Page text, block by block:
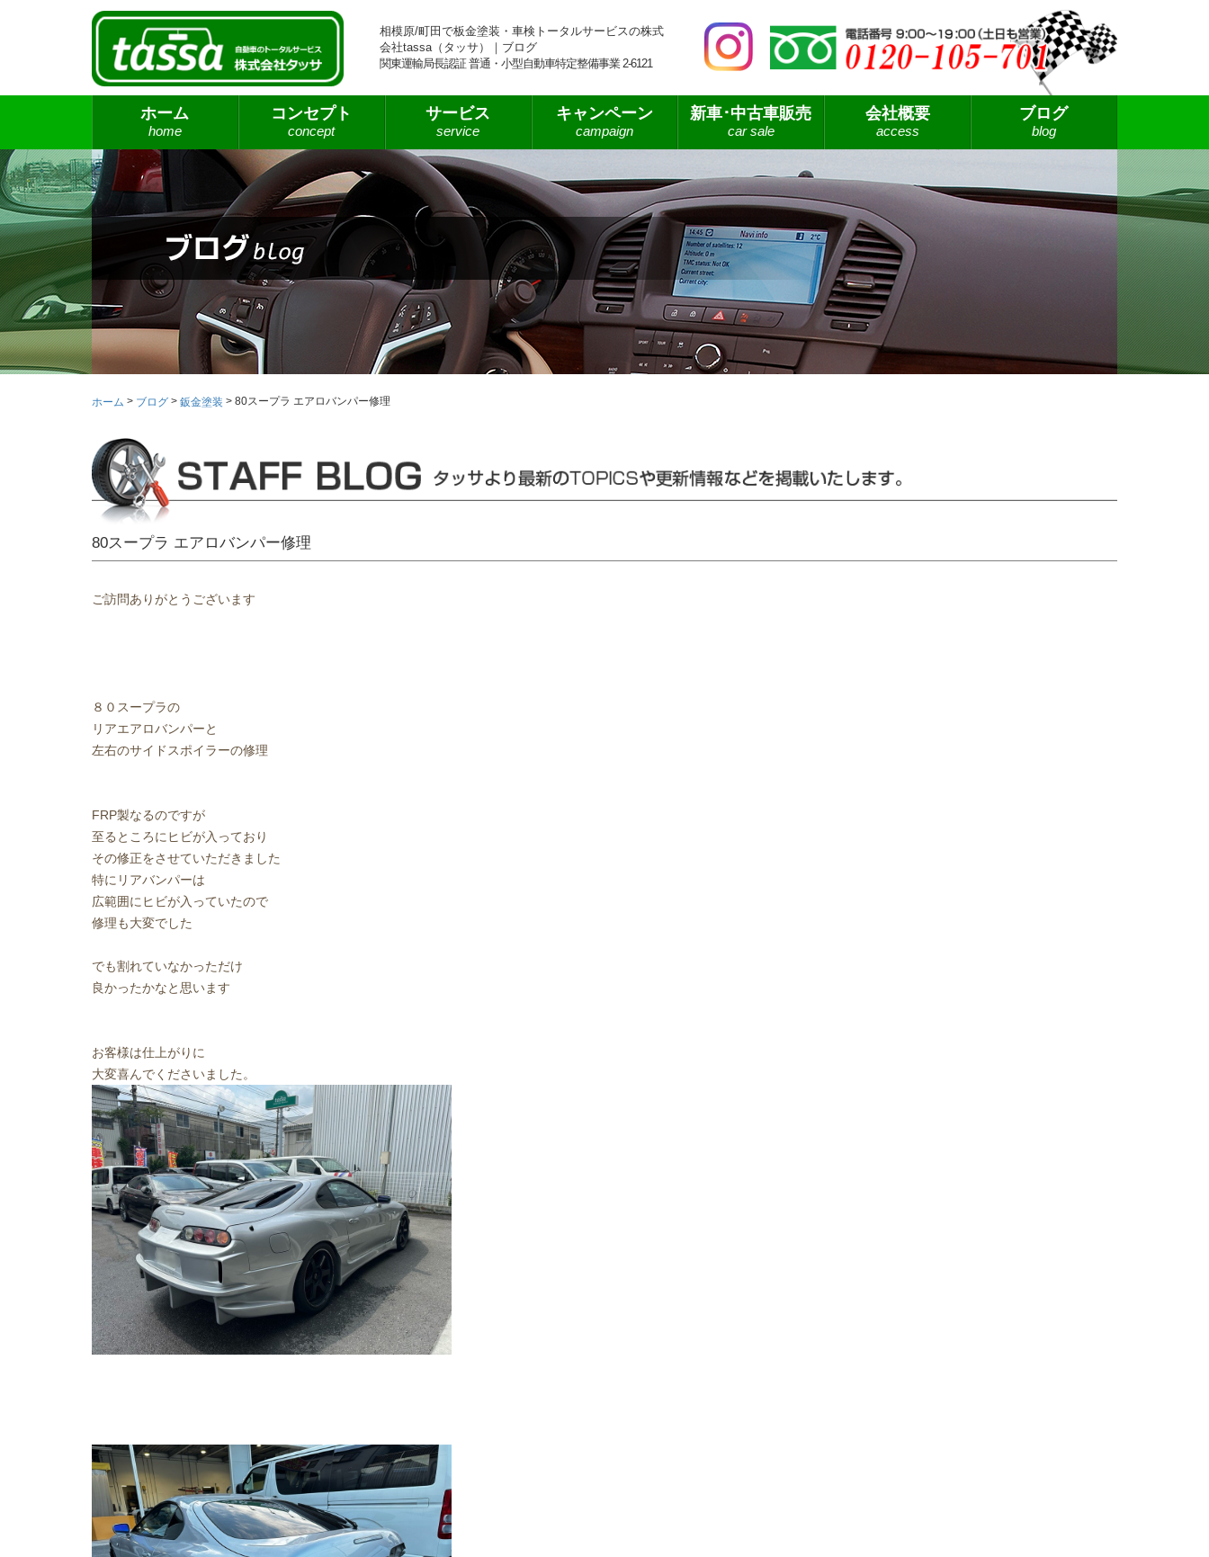
相模原/町田で板金塗装・車検トータルサービスの株式
会社tassa（タッサ）｜ブログ
関東運輸局長認証 普通・小型自動車特定整備事業 2-6121
ホーム
home
コンセプト
concept
サービス
service
キャンペーン
campaign
新車･中古車販売
car sale
会社概要
access
ブログ
blog
ホーム > ブログ > 鈑金塗装 > 80スープラ エアロバンパー修理
80スープラ エアロバンパー修理
ご訪問ありがとうございます
８０スープラの
リアエアロバンパーと
左右のサイドスポイラーの修理
FRP製なるのですが
至るところにヒビが入っており
その修正をさせていただきました
特にリアバンパーは
広範囲にヒビが入っていたので
修理も大変でした
でも割れていなかっただけ
良かったかなと思います
お客様は仕上がりに
大変喜んでくださいました。